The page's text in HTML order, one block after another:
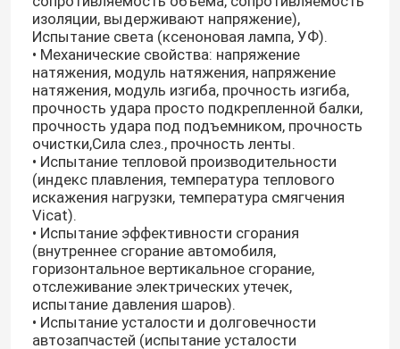
изоляции, выдерживают напряжение),
Испытание света (ксеноновая лампа, УФ).
• Механические свойства: напряжение
натяжения, модуль натяжения, напряжение
натяжения, модуль изгиба, прочность изгиба,
прочность удара просто подкрепленной балки,
прочность удара под подъемником, прочность
очистки,Сила слез., прочность ленты.
• Испытание тепловой производительности
(индекс плавления, температура теплового
искажения нагрузки, температура смягчения
Vicat).
• Испытание эффективности сгорания
(внутреннее сгорание автомобиля,
горизонтальное вертикальное сгорание,
отслеживание электрических утечек,
испытание давления шаров).
• Испытание усталости и долговечности
автозапчастей (испытание усталости